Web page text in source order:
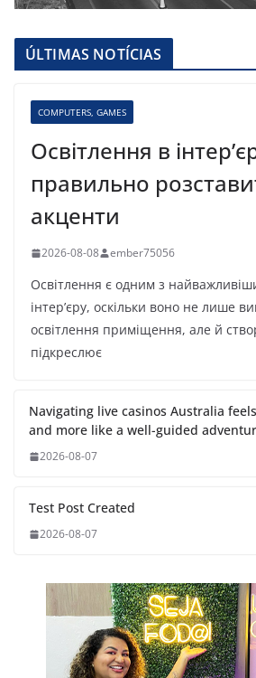
ÚLTIMAS NOTÍCIAS
COMPUTERS, GAMES
Освітлення в
правильно
акценти
2026-08-08 ember75056
Освітлення є одним з
інтер’єру, оскільки воно не лише
освітлення приміщення, але й
підкреслює
Navigating live casinos Australia
and more like a well-guided
2026-08-07
Test Post Created
2026-08-07